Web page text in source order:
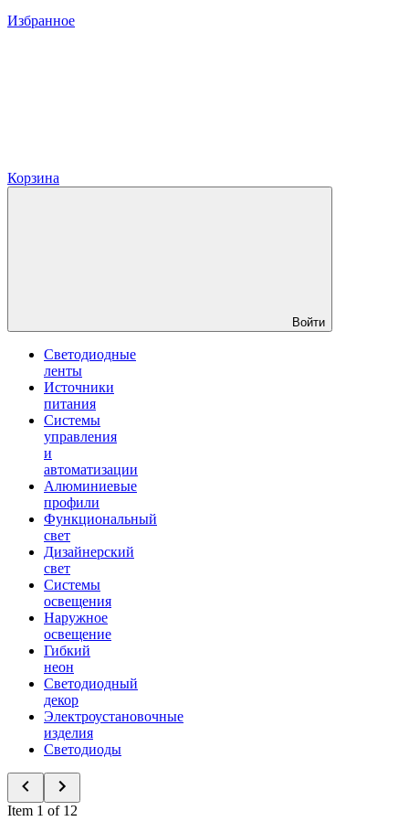
Избранное
Корзина
Войти
Светодиодные
ленты
Источники
питания
Системы
управления
и
автоматизации
Алюминиевые
профили
Функциональный
свет
Дизайнерский
свет
Системы
освещения
Наружное
освещение
Гибкий
неон
Светодиодный
декор
Электроустановочные
изделия
Светодиоды
Item 1 of 12